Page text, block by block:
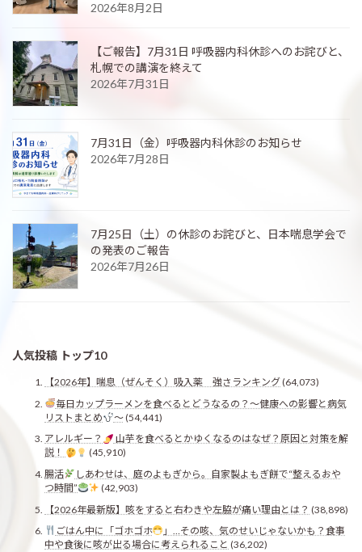
2026年8月2日
【ご報告】7月31日 呼吸器内科休診へのお詫びと、
札幌での講演を終えて
2026年7月31日
7月31日（金）呼吸器内科休診のお知らせ
2026年7月28日
7月25日（土）の休診のお詫びと、日本喘息学会で
の発表のご報告
2026年7月26日
人気投稿 トップ10
【2026年】喘息（ぜんそく）吸入薬 強さランキング(64,073)
毎日カップラーメンを食べるとどうなるの？〜健康への影響と病気
リストまとめ
〜(54,441)
アレルギー？
山芋を食べるとかゆくなるのはなぜ？原因と対策を解
説！
(45,910)
腸活
しあわせは、庭のよもぎから。自家製よもぎ餅で“整えるおや
つ時間”
(42,903)
【2026年最新版】咳をすると右わきや左脇が痛い理由とは？ (38,898)
ごはん中に「ゴホゴホ
」…その咳、気のせいじゃないかも？食事
中や食後に咳が出る場合に考えられること (36,202)